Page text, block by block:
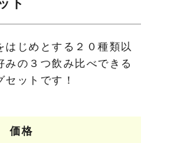
ト
はじめとする２０種類以
みの３つ飲み比べできる
セットです！
価格